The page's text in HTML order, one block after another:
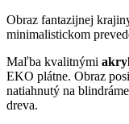
Obraz fantazijnej
minimalistickom
Maľba kvalitnými
EKO plátne. Obraz
natiahnutý na
dreva.